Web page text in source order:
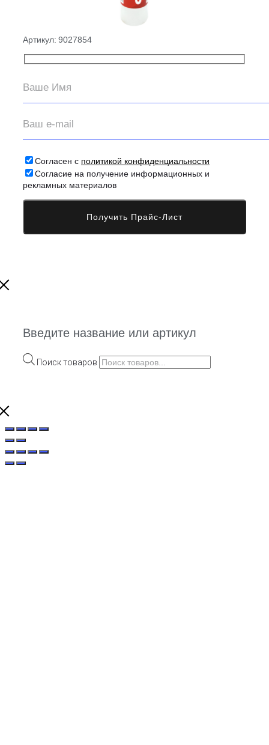
Артикул: 9027854
Согласен с политикой конфиденциальности
Согласие на получение информационных и
рекламных материалов
Введите название или артикул
Поиск товаров